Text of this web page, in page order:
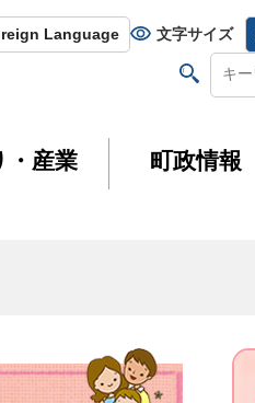
Language 文字サイズ
・産業 町政情報